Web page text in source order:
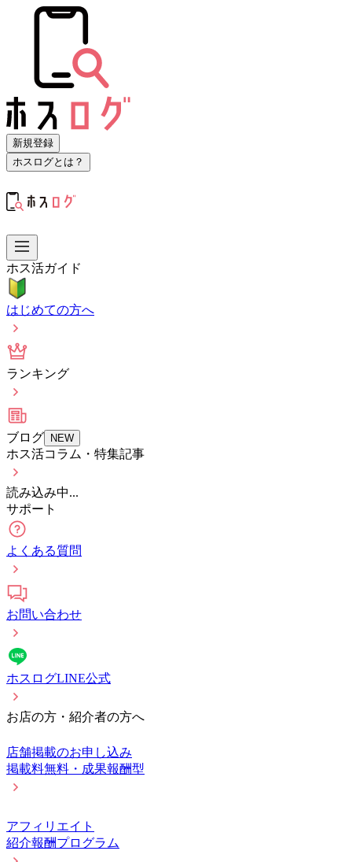
新規登録
ホスログとは？
ホス活ガイド
はじめての方へ
ランキング
ブログ NEW
ホス活コラム・特集記事
読み込み中...
サポート
よくある質問
お問い合わせ
ホスログLINE公式
お店の方・紹介者の方へ
店舗掲載のお申し込み
掲載料無料・成果報酬型
アフィリエイト
紹介報酬プログラム